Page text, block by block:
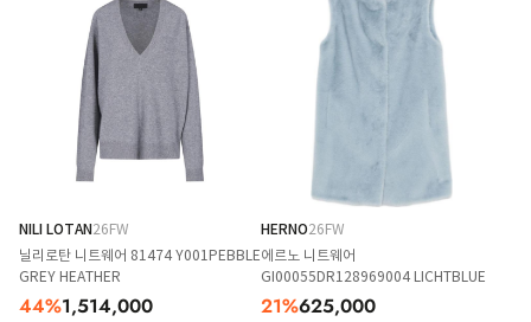
NILI LOTAN26FW
닐리로탄 니트웨어 81474 Y001PEBBLE
GREY HEATHER
44%1,514,000
HERNO26FW
에르노 니트웨어
GI00055DR128969004 LICHTBLUE
21%625,000